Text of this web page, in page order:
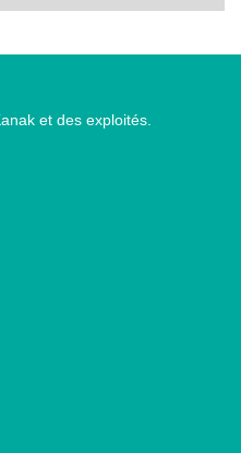
et des exploités.